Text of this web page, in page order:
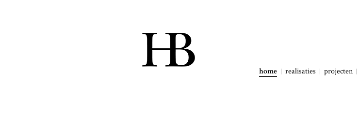
home realisaties projecten